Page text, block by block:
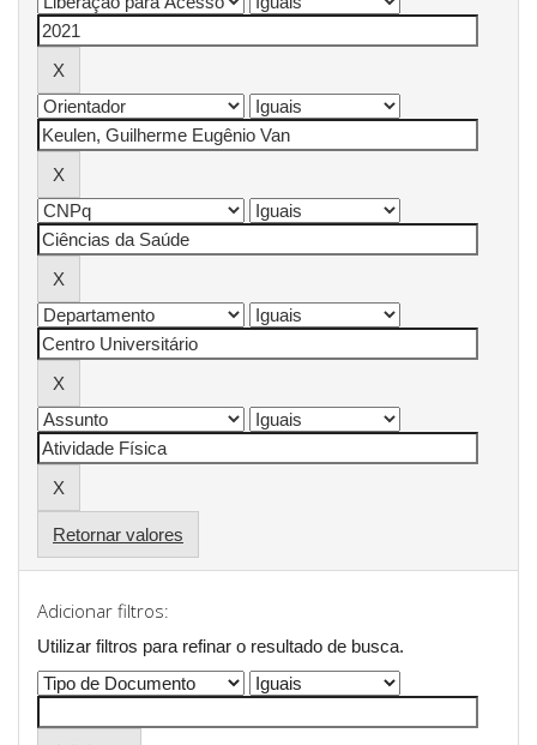
Retornar valores
Adicionar filtros:
Utilizar filtros para refinar o resultado de busca.